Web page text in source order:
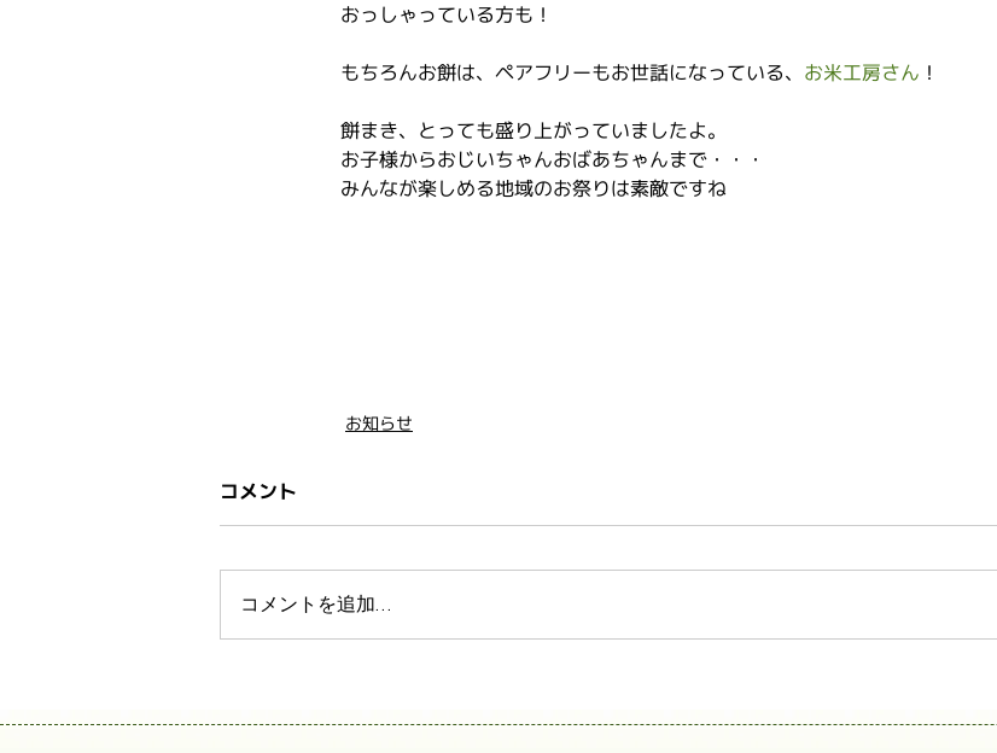
おっしゃっている方も！
もちろんお餅は、ペアフリーもお世話になっている、 お米工房さん ！
餅まき、とっても盛り上がっていましたよ。
お子様からおじいちゃんおばあちゃんまで・・・
みんなが楽しめる地域のお祭りは素敵ですね
お知らせ
コメント
コメントを追加…